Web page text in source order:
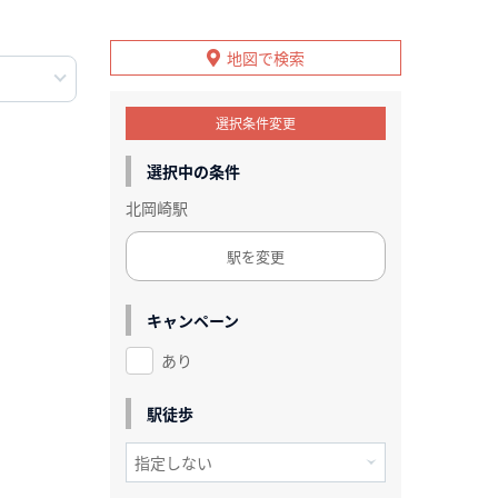
地図で検索
選択条件変更
選択中の条件
北岡崎駅
駅を変更
キャンペーン
あり
駅徒歩